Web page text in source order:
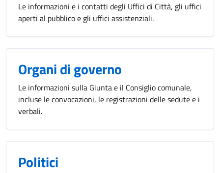
Le informazioni e i contatti degli Uffici di Città, gli uffici
aperti al pubblico e gli uffici assistenziali.
Organi di governo
Le informazioni sulla Giunta e il Consiglio comunale,
incluse le convocazioni, le registrazioni delle sedute e i
verbali.
Politici